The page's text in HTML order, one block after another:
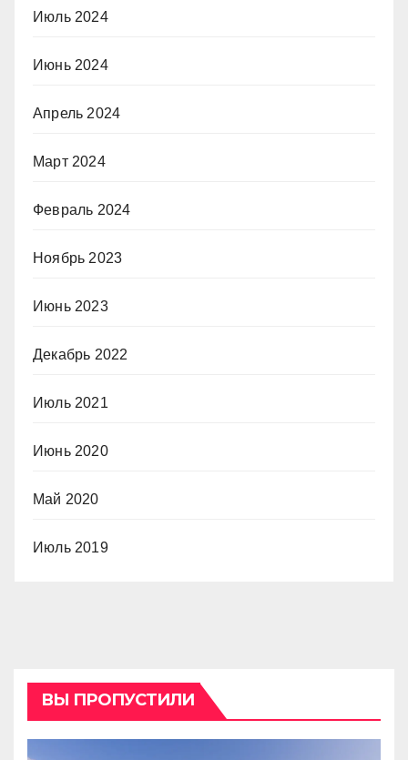
Июль 2024
Июнь 2024
Апрель 2024
Март 2024
Февраль 2024
Ноябрь 2023
Июнь 2023
Декабрь 2022
Июль 2021
Июнь 2020
Май 2020
Июль 2019
ВЫ ПРОПУСТИЛИ